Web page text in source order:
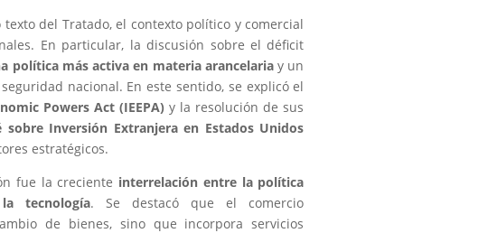
del Tratado, el contexto político y comercial
En particular, la discusión sobre el déficit
política más activa en materia arancelariay un
nacional. En este sentido, se explicó el
Powers Act (IEEPA) y la resolución de sus
sobre Inversión Extranjera en Estados Unidos
estratégicos.
fue la creciente interrelación entre la política
tecnología. Se destacó que el comercio
de bienes, sino que incorpora servicios